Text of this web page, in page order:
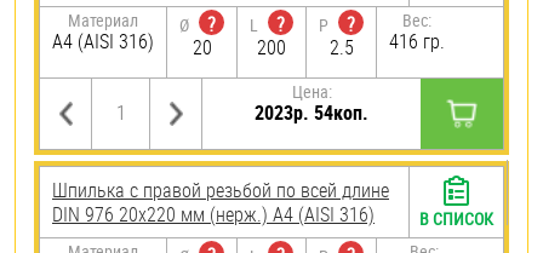
Материал
A4 (AISI 316)
Ø
?
20
L
?
200
P
?
2.5
Вес:
416 гр.
Цена:
2023р. 54коп.
Шпилька с правой резьбой по всей длине
DIN 976 20х220 мм (нерж.) A4 (AISI 316)
В СПИСОК